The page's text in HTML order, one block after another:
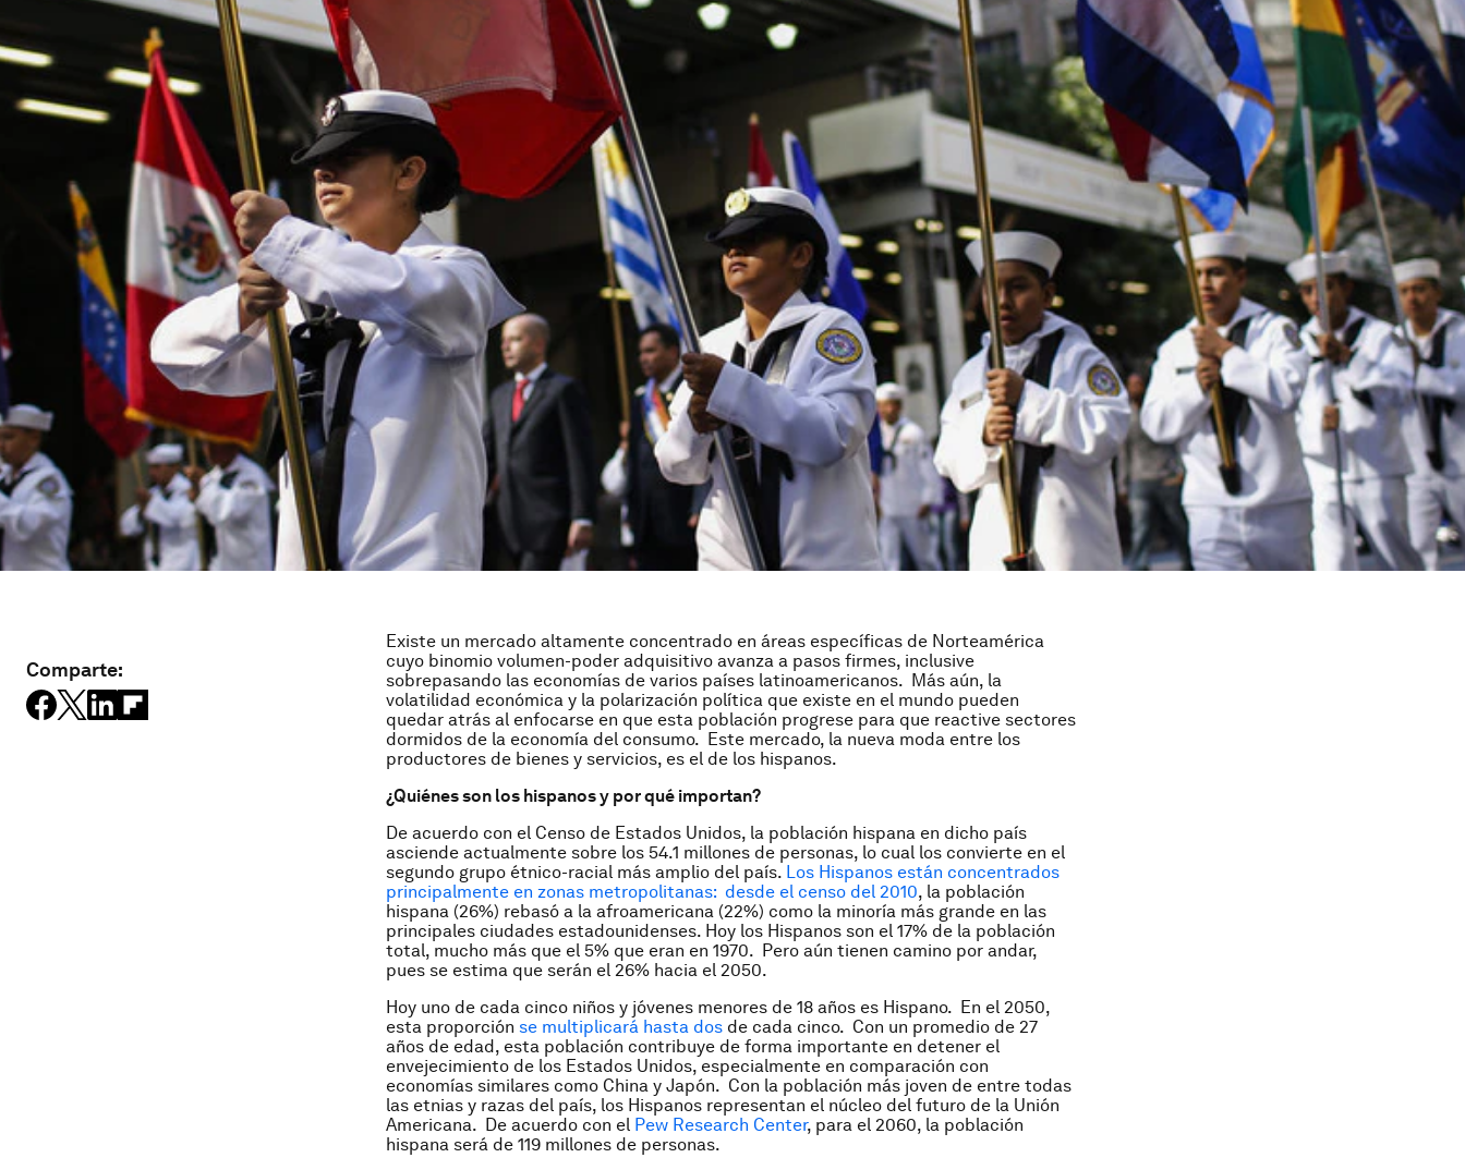
Comparte:
Existe un mercado altamente concentrado en áreas específicas de Norteamérica
cuyo binomio volumen-poder adquisitivo avanza a pasos firmes, inclusive
sobrepasando las economías de varios países latinoamericanos. Más aún, la
volatilidad económica y la polarización política que existe en el mundo pueden
quedar atrás al enfocarse en que esta población progrese para que reactive sectores
dormidos de la economía del consumo. Este mercado, la nueva moda entre los
productores de bienes y servicios, es el de los hispanos.
¿Quiénes son los hispanos y por qué importan?
De acuerdo con el Censo de Estados Unidos, la población hispana en dicho país
asciende actualmente sobre los 54.1 millones de personas, lo cual los convierte en el
segundo grupo étnico-racial más amplio del país. Los Hispanos están concentrados
principalmente en zonas metropolitanas: desde el censo del 2010, la población
hispana (26%) rebasó a la afroamericana (22%) como la minoría más grande en las
principales ciudades estadounidenses. Hoy los Hispanos son el 17% de la población
total, mucho más que el 5% que eran en 1970. Pero aún tienen camino por andar,
pues se estima que serán el 26% hacia el 2050.
Hoy uno de cada cinco niños y jóvenes menores de 18 años es Hispano. En el 2050,
esta proporción se multiplicará hasta dos de cada cinco. Con un promedio de 27
años de edad, esta población contribuye de forma importante en detener el
envejecimiento de los Estados Unidos, especialmente en comparación con
economías similares como China y Japón. Con la población más joven de entre todas
las etnias y razas del país, los Hispanos representan el núcleo del futuro de la Unión
Americana. De acuerdo con el Pew Research Center, para el 2060, la población
hispana será de 119 millones de personas.